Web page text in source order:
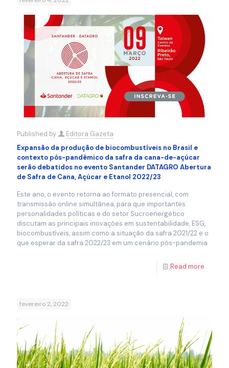
Published by
Editora Gazeta
Expansão da produção de biocombustíveis no Brasil e
contexto pós-pandêmico da safra da cana-de-açúcar
serão debatidos no evento Santander DATAGRO Abertura
de Safra de Cana, Açúcar e Etanol 2022/23
Este ano, o evento retorna ao formato presencial, com
transmissão online simultânea, para que importantes
personalidades políticas e do setor Sucroenergético
discutam as principais inovações em sustentabilidade, ESG,
biocombustíveis, assim como a situação da safra 2021/22 e o
que esperar da safra 2022/23 em um cenário pós-pandemia
Read more
fevereiro 2, 2022